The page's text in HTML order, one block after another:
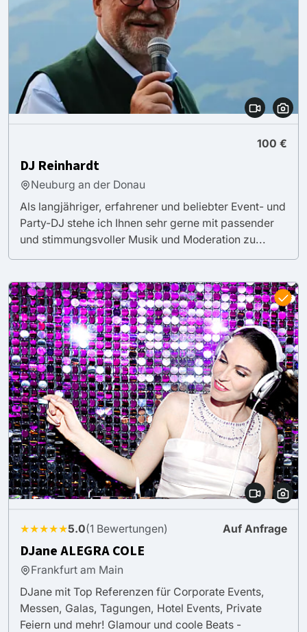
100 €
DJ Reinhardt
Neuburg an der Donau
Als langjähriger, erfahrener und beliebter Event- und
Party-DJ stehe ich Ihnen sehr gerne mit passender
und stimmungsvoller Musik und Moderation zu...
★★★★★5.0(1 Bewertungen) Auf Anfrage
DJane ALEGRA COLE
Frankfurt am Main
DJane mit Top Referenzen für Corporate Events,
Messen, Galas, Tagungen, Hotel Events, Private
Feiern und mehr! Glamour und coole Beats -